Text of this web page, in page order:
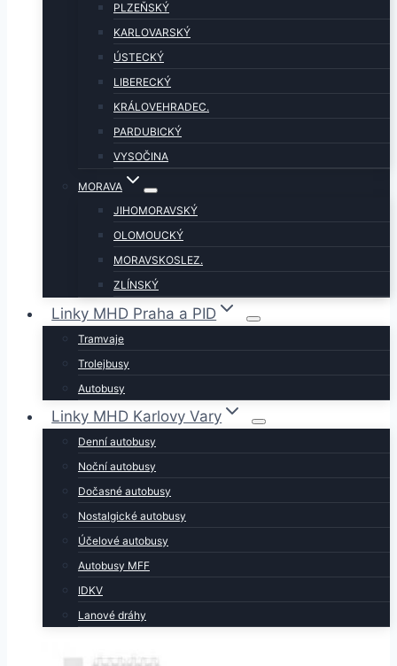
PLZEŇSKÝ
KARLOVARSKÝ
ÚSTECKÝ
LIBERECKÝ
KRÁLOVEHRADEC.
PARDUBICKÝ
VYSOČINA
MORAVA
JIHOMORAVSKÝ
OLOMOUCKÝ
MORAVSKOSLEZ.
ZLÍNSKÝ
Linky MHD Praha a PID
Tramvaje
Trolejbusy
Autobusy
Linky MHD Karlovy Vary
Denní autobusy
Noční autobusy
Dočasné autobusy
Nostalgické autobusy
Účelové autobusy
Autobusy MFF
IDKV
Lanové dráhy